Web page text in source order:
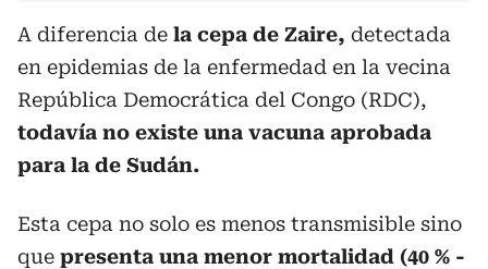
A diferencia de la cepa de Zaire, detectada
en epidemias de la enfermedad en la vecina
República Democrática del Congo (RDC),
todavía no existe una vacuna aprobada
para la de Sudán.
Esta cepa no solo es menos transmisible sino
que presenta una menor mortalidad (40 % -